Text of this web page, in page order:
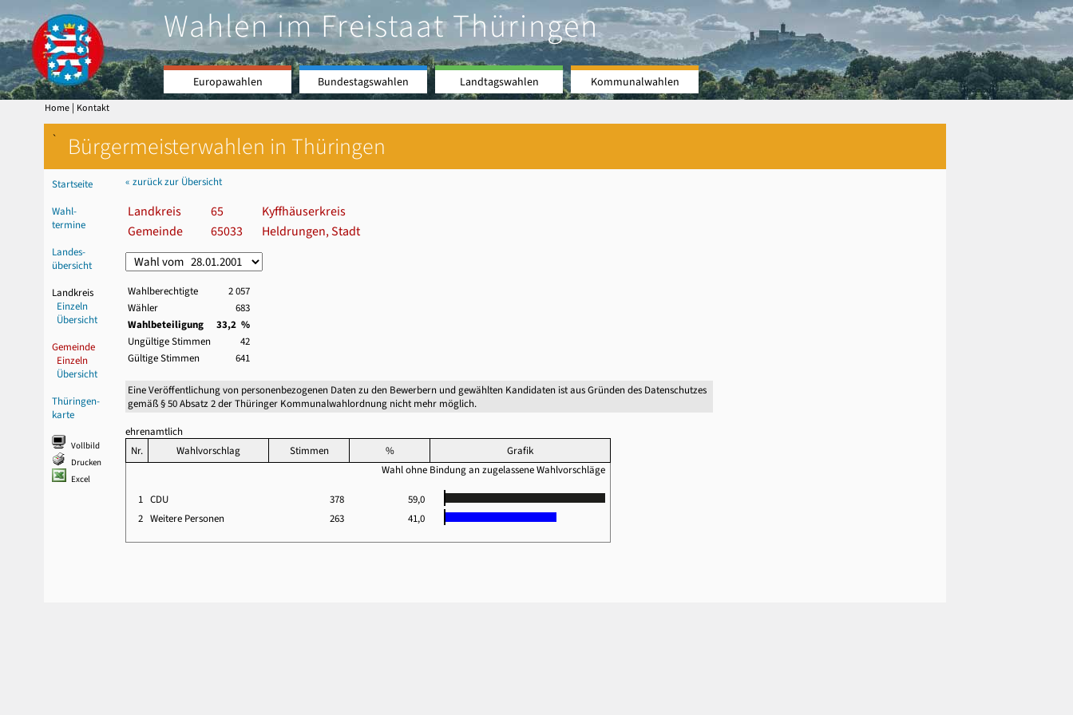
Wahlen im Freistaat Thüringen
Europawahlen Bundestagswahlen Landtagswahlen Kommunalwahlen
Home | Kontakt
` Bürgermeisterwahlen in Thüringen
Startseite
Wahl-
termine
Landes-
übersicht
Landkreis
Einzeln
Übersicht
Gemeinde
Einzeln
Übersicht
Thüringen-
karte
Vollbild
Drucken
Excel
« zurück zur Übersicht
Landkreis 65
Kyffhäuserkreis
Gemeinde
65033 Heldrungen, Stadt
Wahlberechtigte
2 057
Wähler
683
Wahlbeteiligung
33,2 %
Ungültige Stimmen
42
Gültige Stimmen
641
Eine Veröffentlichung von personenbezogenen Daten zu den Bewerbern und gewählten Kandidaten ist aus Gründen des Datenschutzes
gemäß § 50 Absatz 2 der Thüringer Kommunalwahlordnung nicht mehr möglich.
ehrenamtlich
Nr.
Wahlvorschlag Stimmen %
Grafik
Wahl ohne Bindung an zugelassene Wahlvorschläge
1 CDU 378
59,0
2 Weitere Personen 263 41,0